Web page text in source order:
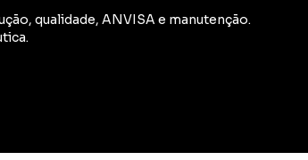
qualidade, ANVISA e manutenção.